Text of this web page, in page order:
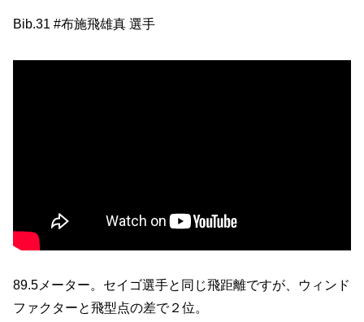
Bib.31 #布施飛雄真 選手
89.5メーター。セイゴ選手と同じ飛距離ですが、ウィンド
ファクターと飛型点の差で２位。